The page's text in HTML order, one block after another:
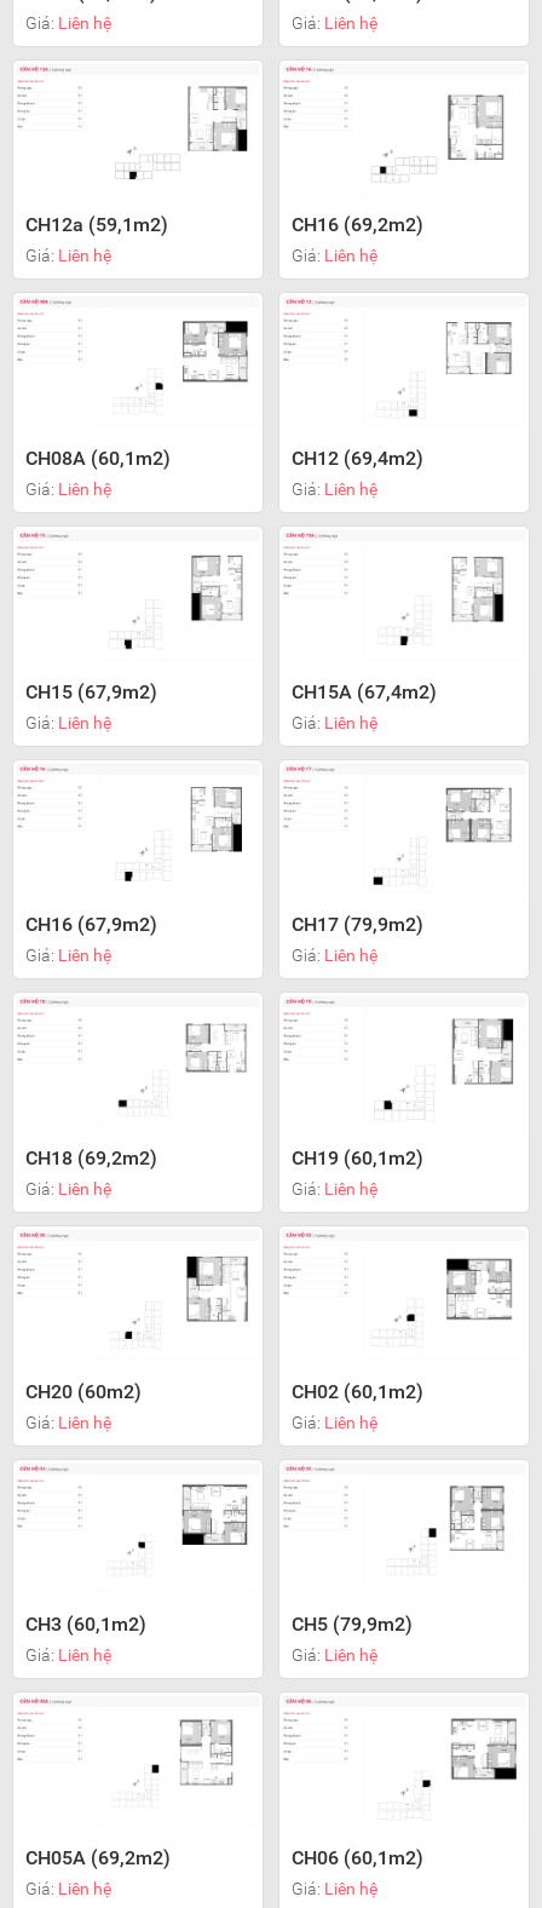
Giá: Liên hệ Giá: Liên hệ
CH12a (59,1m2)
Giá: Liên hệ
CH16 (69,2m2)
Giá: Liên hệ
CH08A (60,1m2)
Giá: Liên hệ
CH12 (69,4m2)
Giá: Liên hệ
CH15 (67,9m2)
Giá: Liên hệ
CH15A (67,4m2)
Giá: Liên hệ
CH16 (67,9m2)
Giá: Liên hệ
CH17 (79,9m2)
Giá: Liên hệ
CH18 (69,2m2)
Giá: Liên hệ
CH19 (60,1m2)
Giá: Liên hệ
CH20 (60m2)
Giá: Liên hệ
CH02 (60,1m2)
Giá: Liên hệ
CH3 (60,1m2)
Giá: Liên hệ
CH5 (79,9m2)
Giá: Liên hệ
CH05A (69,2m2)
Giá: Liên hệ
CH06 (60,1m2)
Giá: Liên hệ